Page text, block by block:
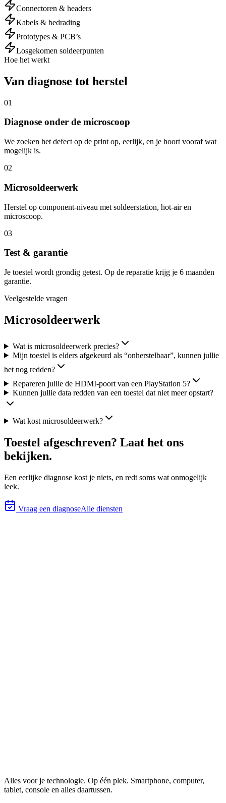
Connectoren & headers
Kabels & bedrading
Prototypes & PCB’s
Losgekomen soldeerpunten
Hoe het werkt
Van diagnose tot herstel
01
Diagnose onder de microscoop
We zoeken het defect op de print op, eerlijk, en je hoort vooraf wat
mogelijk is.
02
Microsoldeerwerk
Herstel op component-niveau met soldeerstation, hot-air en
microscoop.
03
Test & garantie
Je toestel wordt grondig getest. Op de reparatie krijg je 6 maanden
garantie.
Veelgestelde vragen
Microsoldeerwerk
Wat is microsoldeerwerk precies?
Mijn toestel is elders afgekeurd als “onherstelbaar”, kunnen jullie
het nog redden?
Repareren jullie de HDMI-poort van een PlayStation 5?
Kunnen jullie data redden van een toestel dat niet meer opstart?
Wat kost microsoldeerwerk?
Toestel afgeschreven? Laat het ons
bekijken.
Een eerlijke diagnose kost je niets, en redt soms wat onmogelijk
leek.
Vraag een diagnoseAlle diensten
Alles voor je technologie. Op één plek. Smartphone, computer,
tablet, console en alles daartussen.